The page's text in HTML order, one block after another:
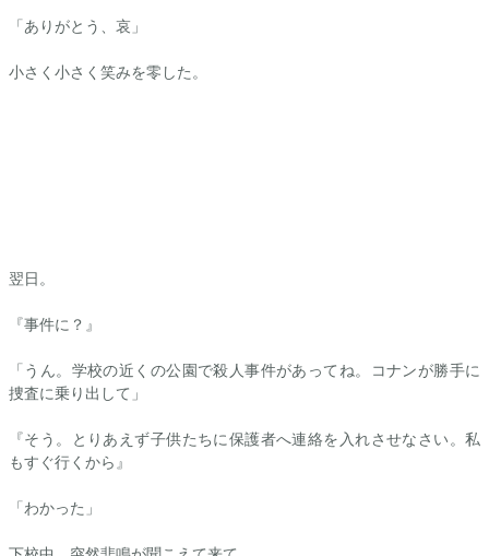
「ありがとう、哀」
小さく小さく笑みを零した。
翌日。
『事件に？』
「うん。学校の近くの公園で殺人事件があってね。コナンが勝手に
捜査に乗り出して」
『そう。とりあえず子供たちに保護者へ連絡を入れさせなさい。私
もすぐ行くから』
「わかった」